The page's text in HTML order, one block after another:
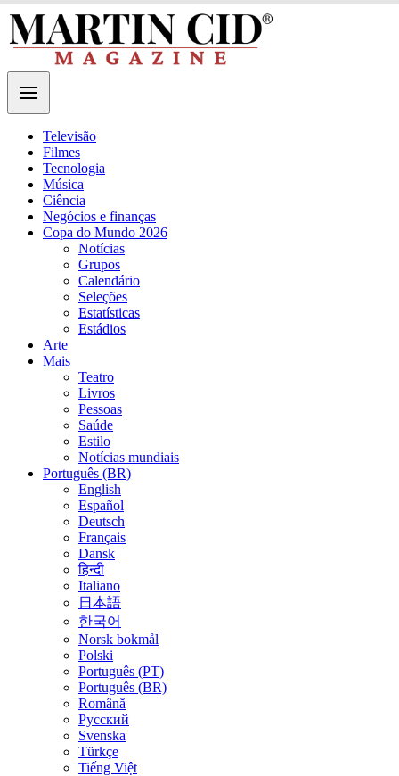
Televisão
Filmes
Tecnologia
Música
Ciência
Negócios e finanças
Copa do Mundo 2026
Notícias
Grupos
Calendário
Seleções
Estatísticas
Estádios
Arte
Mais
Teatro
Livros
Pessoas
Saúde
Estilo
Notícias mundiais
Português (BR)
English
Español
Deutsch
Français
Dansk
हिन्दी
Italiano
日本語
한국어
Norsk bokmål
Polski
Português (PT)
Português (BR)
Română
Русский
Svenska
Türkçe
Tiếng Việt